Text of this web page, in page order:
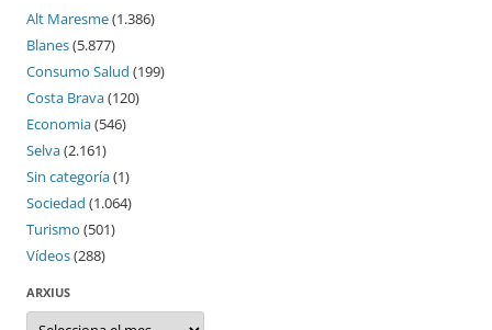
Alt Maresme(1.386)
Blanes(5.877)
Consumo Salud (199)
Costa Brava(120)
Economia(546)
Selva(2.161)
Sin categoría(1)
Sociedad (1.064)
Turismo (501)
Vídeos(288)
ARXIUS
Arxius